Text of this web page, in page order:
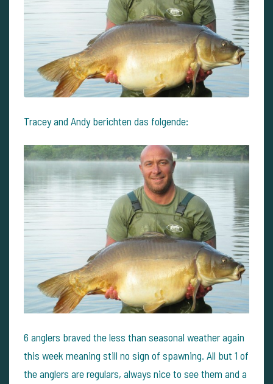
Tracey and Andy berichten das folgende:
6 anglers braved the less than seasonal weather again
this week meaning still no sign of spawning. All but 1 of
the anglers are regulars, always nice to see them and a